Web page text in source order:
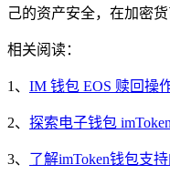
己的资产安全，在加密
相关阅读：
1、 IM 钱包 EOS 赎回操
2、 探索电子钱包
3、 了解imToken钱包支